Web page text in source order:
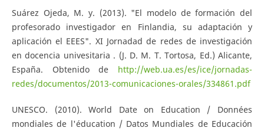
Suárez Ojeda, M. y. (2013). "El modelo de formación del
profesorado investigador en Finlandia, su adaptación y
aplicación el EEES". XI Jornadad de redes de investigación
en docencia univesitaria . (J. D. M. T. Tortosa, Ed.) Alicante,
España. Obtenido de http://web.ua.es/es/ice/jornadas-
redes/documentos/2013-comunicaciones-orales/334861.pdf
UNESCO. (2010). World Date on Education / Données
mondiales de l'éducation / Datos Mundiales de Educación